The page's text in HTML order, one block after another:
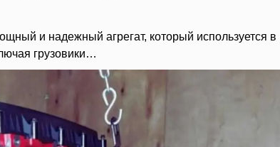
и надежный агрегат, который используется в
грузовики…